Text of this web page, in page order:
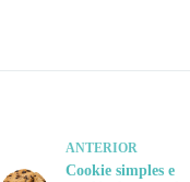
ANTERIOR
Cookie simples e